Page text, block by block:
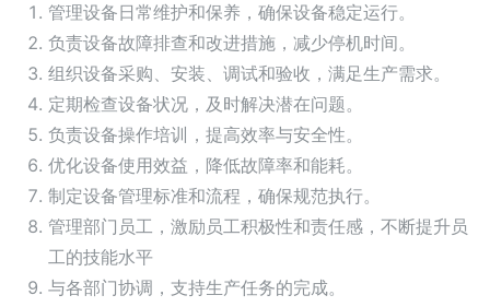
管理设备日常维护和保养，确保设备稳定运行。
负责设备故障排查和改进措施，减少停机时间。
组织设备采购、安装、调试和验收，满足生产需求。
定期检查设备状况，及时解决潜在问题。
负责设备操作培训，提高效率与安全性。
优化设备使用效益，降低故障率和能耗。
制定设备管理标准和流程，确保规范执行。
管理部门员工，激励员工积极性和责任感，不断提升员
工的技能水平
与各部门协调，支持生产任务的完成。